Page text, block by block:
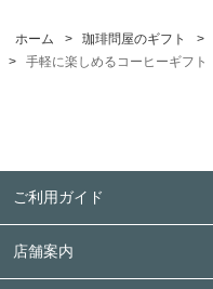
ホーム > 珈琲問屋のギフト >
>
手軽に楽しめるコーヒーギフト
ご利用ガイド
店舗案内